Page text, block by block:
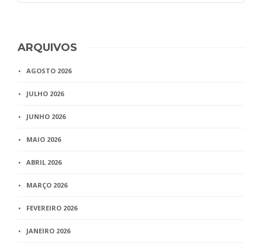
ARQUIVOS
AGOSTO 2026
JULHO 2026
JUNHO 2026
MAIO 2026
ABRIL 2026
MARÇO 2026
FEVEREIRO 2026
JANEIRO 2026